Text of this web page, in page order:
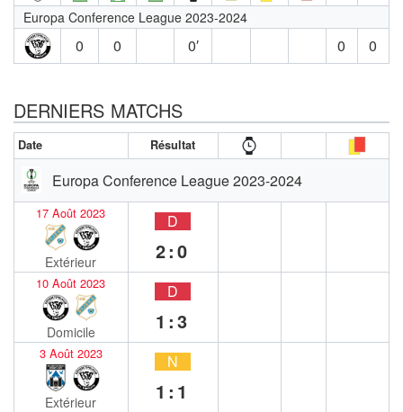
Europa Conference League 2023-2024
0 0 0′ 0 0
DERNIERS MATCHS
Date Résultat
Europa Conference League 2023-2024
17 Août 2023
Extérieur
D
2:0
10 Août 2023
Domicile
D
1:3
3 Août 2023
Extérieur
N
1:1